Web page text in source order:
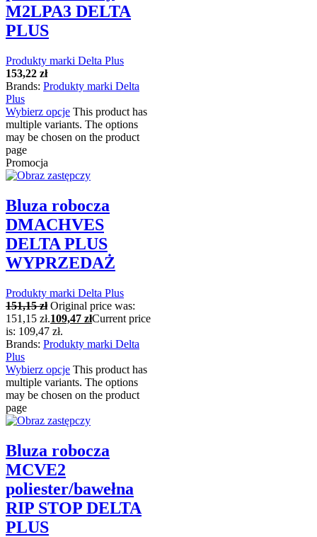
M2LPA3 DELTA
PLUS
Produkty marki Delta Plus
153,22 zł
Brands: Produkty marki Delta
Plus
Wybierz opcje This product has
multiple variants. The options
may be chosen on the product
page
Promocja
Bluza robocza
DMACHVES
DELTA PLUS
WYPRZEDAŻ
Produkty marki Delta Plus
151,15zł Original price was:
151,15 zł.109,47 złCurrent price
is: 109,47 zł.
Brands: Produkty marki Delta
Plus
Wybierz opcje This product has
multiple variants. The options
may be chosen on the product
page
Bluza robocza
MCVE2
poliester/bawełna
RIP STOP DELTA
PLUS